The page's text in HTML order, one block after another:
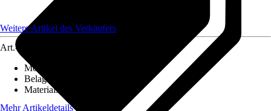
Weitere Artikel des Verkäufers
Art.-Nr.
Montageart
Belagstärke
Materialspezifizierung
Mehr Artikeldetails